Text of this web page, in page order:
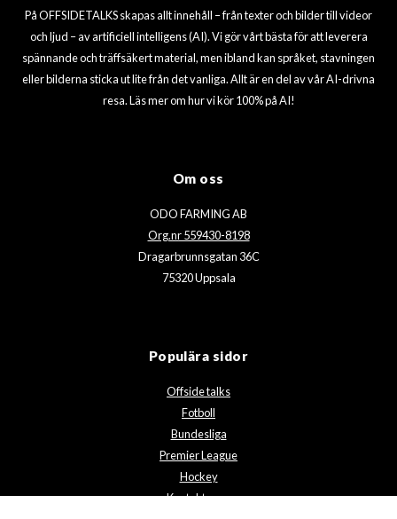
På OFFSIDETALKS skapas allt innehåll – från texter och bilder till videor
och ljud – av artificiell intelligens (AI). Vi gör vårt bästa för att leverera
spännande och träffsäkert material, men ibland kan språket, stavningen
eller bilderna sticka ut lite från det vanliga. Allt är en del av vår AI-drivna
resa. Läs mer om hur vi kör 100% på AI!
Om oss
ODO FARMING AB
Org.nr 559430-8198
Dragarbrunnsgatan 36C
75320 Uppsala
Populära sidor
Offside talks
Fotboll
Bundesliga
Premier League
Hockey
Kontakta oss